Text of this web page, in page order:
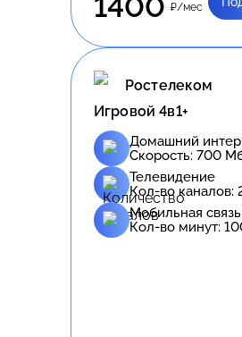
₽/мес
Ростелеком
Игровой 4в1+
Домашний
Скорость: 700
Телевидение
Кол-во каналов:
Мобильная связь
Кол-во минут: